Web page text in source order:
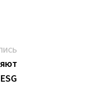
Следующая
запись: